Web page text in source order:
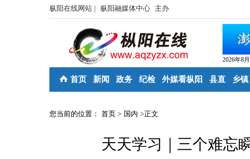
枞阳在线网站 | 枞阳融媒体中心 主办
2026年8
首页 新闻 政务 纪检 外媒看枞阳 县直 乡镇
您当前的位置： 首页 > 国内 >正文
天天学习｜三个难忘